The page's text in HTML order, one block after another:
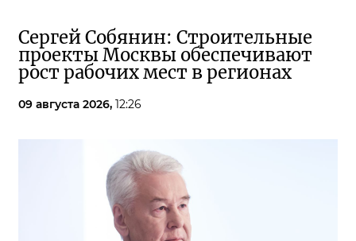
Сергей Собянин: Строительные
проекты Москвы обеспечивают
рост рабочих мест в регионах
09 августа 2026, 12:26